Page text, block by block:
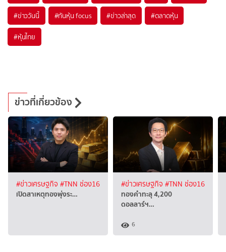
#ข่าววันนี้ #ทันหุ้น focus #ข่าวล่าสุด #ตลาดหุ้น
#หุ้นไทย
ข่าวที่เกี่ยวข้อง
#ข่าวเศรษฐกิจ #TNN ช่อง16
เปิดสาเหตุทองพุ่งระ…
#ข่าวเศรษฐกิจ #TNN ช่อง16
ทองคำทะลุ 4,200
ดอลลาร์ฯ…
6